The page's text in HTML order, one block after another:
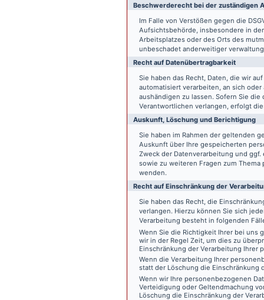
Beschwerde­recht bei der zuständigen
Im Falle von Verstößen gegen die
Aufsichtsbehörde, insbesondere in
Arbeitsplatzes oder des Orts des
unbeschadet anderweitiger
Recht auf Daten­übertrag­barkeit
Sie haben das Recht, Daten, die wir
automatisiert verarbeiten, an sich
aushändigen zu lassen. Sofern Sie
Verantwortlichen verlangen, erfolgt
Auskunft, Löschung und Berichtigung
Sie haben im Rahmen der geltenden
Auskunft über Ihre gespeicherten
Zweck der Datenverarbeitung und
sowie zu weiteren Fragen zum
wenden.
Recht auf Einschränkung der
Sie haben das Recht, die
verlangen. Hierzu können Sie sich
Verarbeitung besteht in folgenden
Wenn Sie die Richtigkeit Ihrer bei
wir in der Regel Zeit, um dies zu
Einschränkung der Verarbeitung Ihrer
Wenn die Verarbeitung Ihrer
statt der Löschung die Einschränkung
Wenn wir Ihre personenbezogenen
Verteidigung oder Geltendmachung
Löschung die Einschränkung der